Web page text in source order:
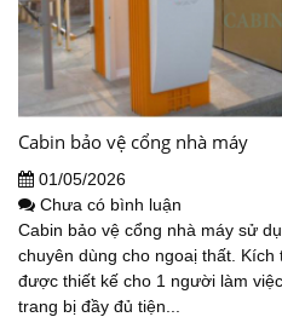
Cabin bảo vệ cổng nhà máy
01/05/2026
Chưa có bình luận
Cabin bảo vệ cổng nhà máy sử
chuyên dùng cho ngoaị thất.
được thiết kế cho 1 người làm
trang bị đầy đủ tiện...